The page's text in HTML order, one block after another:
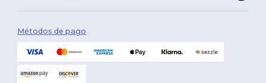
Métodos de pago